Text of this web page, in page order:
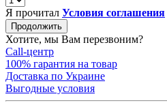
Я прочитал Условия соглашения
Продолжить
Хотите, мы Вам перезвоним?
Call-центр
100% гарантия на товар
Доставка по Украине
Выгодные условия